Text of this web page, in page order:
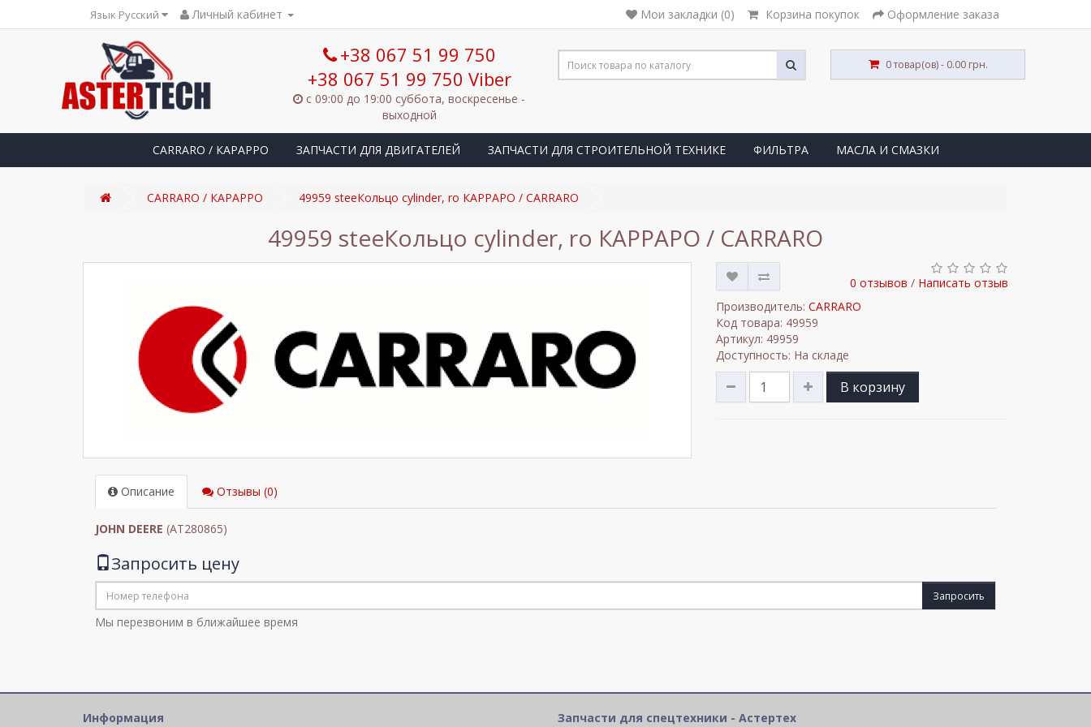
Язык Русский Личный кабинет Мои закладки (0) Корзина покупок Оформление заказа
+38 067 51 99 750
+38 067 51 99 750 Viber
с 09:00 до 19:00 суббота, воскресенье -
выходной
0 товар(ов) - 0.00 грн.
CARRARO / КАРАРРО ЗАПЧАСТИ ДЛЯ ДВИГАТЕЛЕЙ ЗАПЧАСТИ ДЛЯ СТРОИТЕЛЬНОЙ ТЕХНИКЕ ФИЛЬТРА МАСЛА И СМАЗКИ
CARRARO / КАРАРРО 49959 steeКольцо cylinder, ro КАРРАРО / CARRARO
49959 steeКольцо cylinder, ro КАРРАРО / CARRARO
0 отзывов / Написать отзыв
Производитель: CARRARO
Код товара: 49959
Артикул: 49959
Доступность: На складе
В корзину
Описание Отзывы (0)
JOHN DEERE (AT280865)
Запросить цену
Запросить
Мы перезвоним в ближайшее время
Информация Запчасти для спецтехники - Астертех